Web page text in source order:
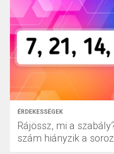
ÉRDEKESSÉGEK
Rájössz, mi a
szám hiányzik a